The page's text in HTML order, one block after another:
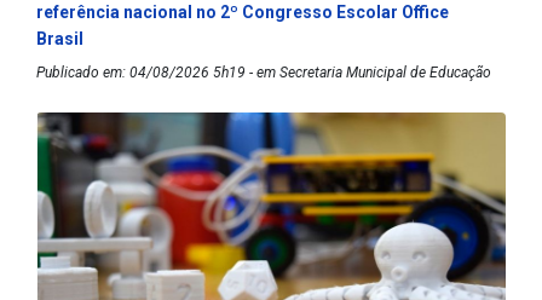
referência nacional no 2º Congresso Escolar Office
Brasil
Publicado em: 04/08/2026 5h19 - em Secretaria Municipal de Educação